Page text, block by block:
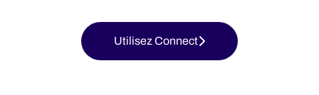
Utilisez Connect